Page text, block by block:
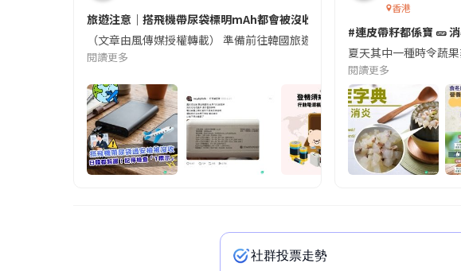
旅遊注意｜搭飛機帶尿袋標明mAh都會被沒收😱出發前切記檢查「1標示」🚨
（文章由風傳媒授權轉載） 準備前往韓國旅遊的民眾，近期要特別留意
閱讀更多
香港
#連皮帶籽都係寶 🥒
夏天其中一種時令蔬
閱讀更多